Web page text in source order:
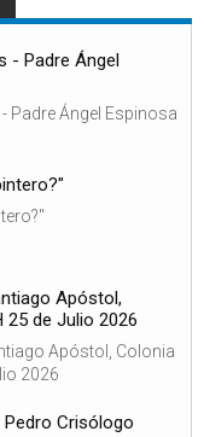
- Padre Ángel
Padre Ángel Espinosa
Apóstol,
de Julio 2026
Apóstol, Colonia
2026
Pedro Crisólogo